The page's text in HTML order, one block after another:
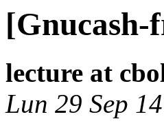
[Gnucash-
lecture at
Lun 29 Sep